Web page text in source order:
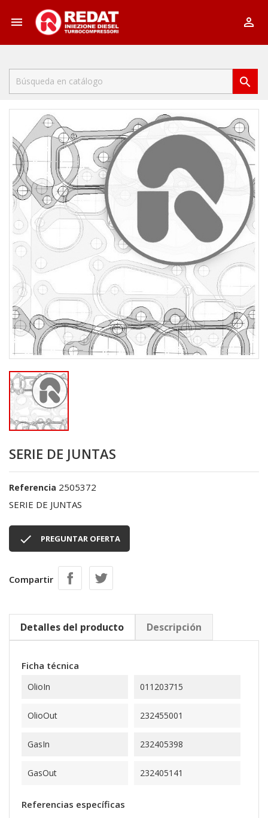
 

SERIE DE JUNTAS
Referencia 2505372
SERIE DE JUNTAS
 PREGUNTAR OFERTA
Compartir
Detalles del producto Descripción
Ficha técnica
OlioIn 011203715
OlioOut 232455001
GasIn 232405398
GasOut 232405141
Referencias específicas